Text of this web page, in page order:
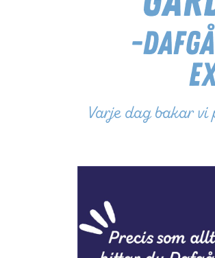
-
Varje dag bakar